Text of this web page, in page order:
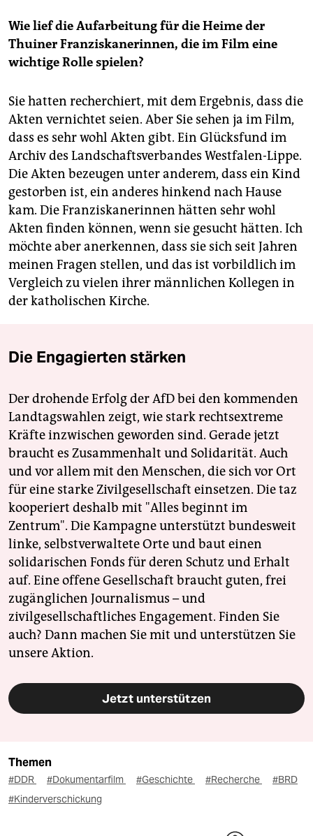
Wie lief die Aufarbeitung für die Heime der
Thuiner Franziskanerinnen, die im Film eine
wichtige Rolle spielen?
Sie hatten recherchiert, mit dem Ergebnis, dass die
Akten vernichtet seien. Aber Sie sehen ja im Film,
dass es sehr wohl Akten gibt. Ein Glücksfund im
Archiv des Landschaftsverbandes Westfalen-Lippe.
Die Akten bezeugen unter anderem, dass ein Kind
gestorben ist, ein anderes hinkend nach Hause
kam. Die Franziskanerinnen hätten sehr wohl
Akten finden können, wenn sie gesucht hätten. Ich
möchte aber anerkennen, dass sie sich seit Jahren
meinen Fragen stellen, und das ist vorbildlich im
Vergleich zu vielen ihrer männlichen Kollegen in
der katholischen Kirche.
Die Engagierten stärken
Der drohende Erfolg der AfD bei den kommenden
Landtagswahlen zeigt, wie stark rechtsextreme
Kräfte inzwischen geworden sind. Gerade jetzt
braucht es Zusammenhalt und Solidarität. Auch
und vor allem mit den Menschen, die sich vor Ort
für eine starke Zivilgesellschaft einsetzen. Die taz
kooperiert deshalb mit "Alles beginnt im
Zentrum". Die Kampagne unterstützt bundesweit
linke, selbstverwaltete Orte und baut einen
solidarischen Fonds für deren Schutz und Erhalt
auf. Eine offene Gesellschaft braucht guten, frei
zugänglichen Journalismus – und
zivilgesellschaftliches Engagement. Finden Sie
auch? Dann machen Sie mit und unterstützen Sie
unsere Aktion.
Jetzt unterstützen
Themen
#DDR #Dokumentarfilm #Geschichte #Recherche
#BRD
#Kinderverschickung